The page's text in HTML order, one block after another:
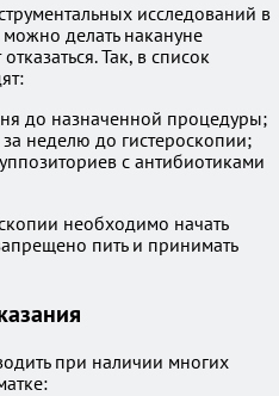
исследований в
делать накануне
Так, в список
до назначенной процедуры;
неделю до гистероскопии;
с антибиотиками
необходимо начать
пить и принимать
при наличии многих